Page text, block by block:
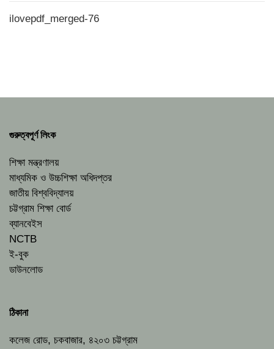
ilovepdf_merged-76
গুরুত্বপূর্ণ লিংক
শিক্ষা মন্ত্রণালয়
মাধ্যমিক ও উচ্চশিক্ষা অধিদপ্তর
জাতীয় বিশ্ববিদ্যালয়
চট্টগ্রাম শিক্ষা বোর্ড
ব্যানবেইস
NCTB
ই-বুক
ডাউনলোড
ঠিকানা
কলেজ রোড, চকবাজার, ৪২০৩ চট্টগ্রাম